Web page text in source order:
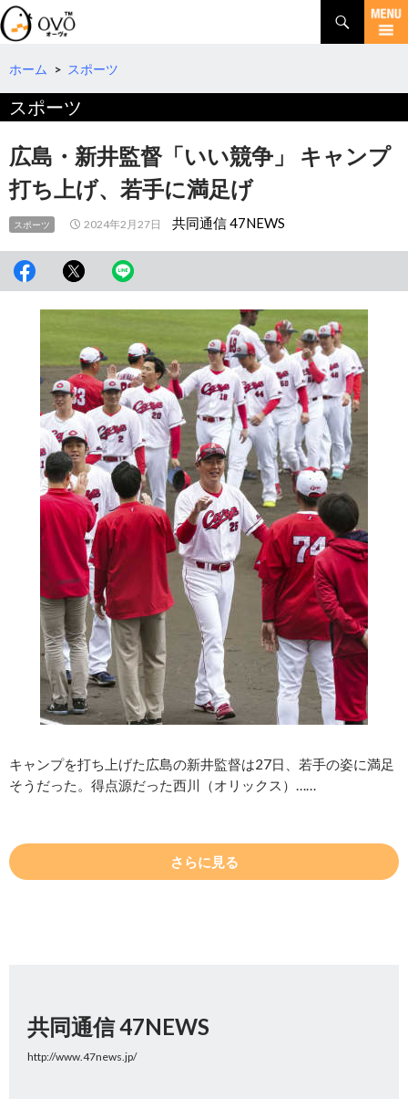
検
索
コ
テ
へ
動
ホーム > スポーツ
スポーツ
広島・新井監督「いい競争」 キャンプ
打ち上げ、若手に満足げ
スポーツ 2024年2月27日 共同通信 47NEWS
キャンプを打ち上げた広島の新井監督は27日、若手の姿に満足
そうだった。得点源だった西川（オリックス）……
さらに見る
共同通信 47NEWS
http://www.47news.jp/